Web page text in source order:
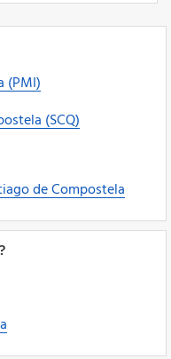
(PMI)
(SCQ)
de Compostela